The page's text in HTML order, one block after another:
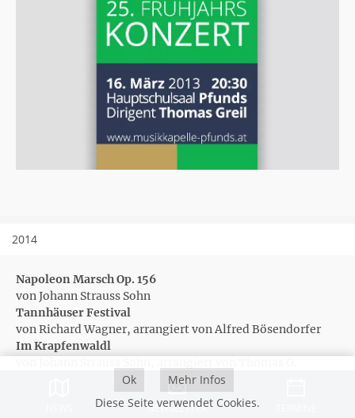
2014
Napoleon Marsch Op. 156
von Johann Strauss Sohn
Tannhäuser Festival
von Richard Wagner, arrangiert von Alfred Bösendorfer
Im Krapfenwaldl
Ok
Mehr Infos
Diese Seite verwendet Cookies.
NEWSLETTER